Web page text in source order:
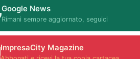
Google News
Rimani sempre aggiornato, seguici
ImpresaCity Magazine